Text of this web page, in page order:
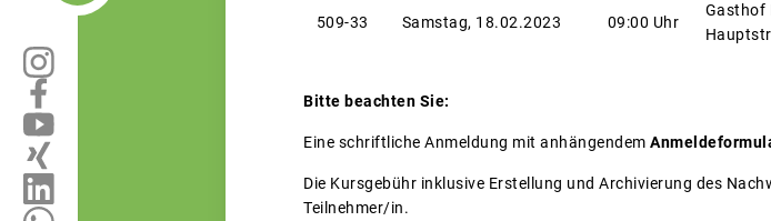
509-33 Samstag, 18.02.2023 09:00 Uhr
Gasthof
Bitte beachten Sie:
Eine schriftliche Anmeldung mit anhängendem
Die Kursgebühr inklusive Erstellung und Archivierung des
Teilnehmer/in.